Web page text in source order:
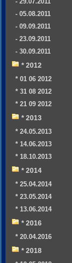
- 05.08.2011
- 09.09.2011
- 23.09.2011
- 30.09.2011
* 2012
* 01 06 2012
* 31 08 2012
* 21 09 2012
* 2013
* 24.05.2013
* 14.06.2013
* 18.10.2013
* 2014
* 25.04.2014
* 23.05.2014
* 13.06.2014
* 2016
* 20.04.2016
* 2018